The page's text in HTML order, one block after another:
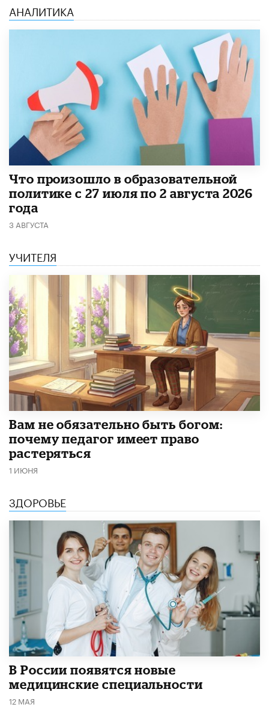
АНАЛИТИКА
​Что произошло в образовательной
политике с 27 июля по 2 августа 2026
года
3 АВГУСТА
УЧИТЕЛЯ
​Вам не обязательно быть богом:
почему педагог имеет право
растеряться
1 ИЮНЯ
ЗДОРОВЬЕ
В России появятся новые
медицинские специальности
12 МАЯ